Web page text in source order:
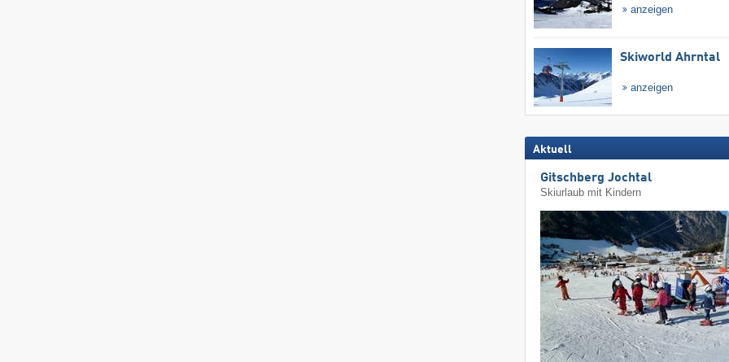
anzeigen
Skiworld Ahrntal
anzeigen
Aktuell
Gitschberg Jochtal
Skiurlaub mit Kindern